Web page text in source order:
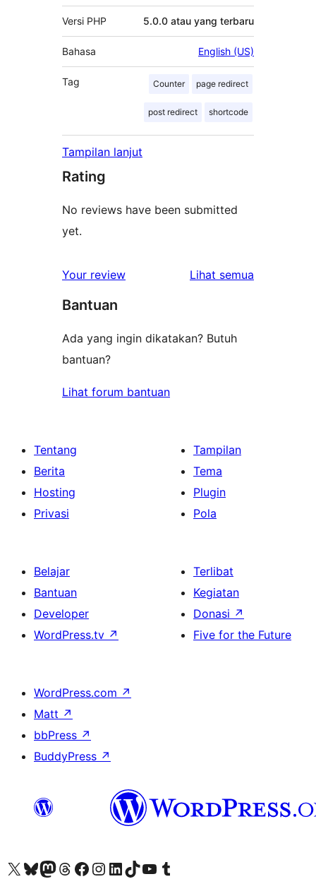
Versi PHP 5.0.0 atau yang terbaru
Bahasa English (US)
Tag Counter page redirect
post redirect shortcode
Tampilan lanjut
Rating
No reviews have been submitted
yet.
Your review Lihat semua
Bantuan
Ada yang ingin dikatakan? Butuh
bantuan?
Lihat forum bantuan
Tentang
Berita
Hosting
Privasi
Tampilan
Tema
Plugin
Pola
Belajar
Bantuan
Developer
WordPress.tv ↗
Terlibat
Kegiatan
Donasi ↗
Five for the Future
WordPress.com ↗
Matt ↗
bbPress ↗
BuddyPress ↗
Kunjungi akun X (sebelumnya Twitter) kamiVisit our Bluesky account
Kunjungi akun Mastodon kami
Visit our Threads account
Kunjungi halaman Facebook kamiKunjungi akun Instagram kamiKunjungi akun LinkedIn kami
Visit our TikTok account
Kunjungi channel YouTube kamiVisit our Tumblr account